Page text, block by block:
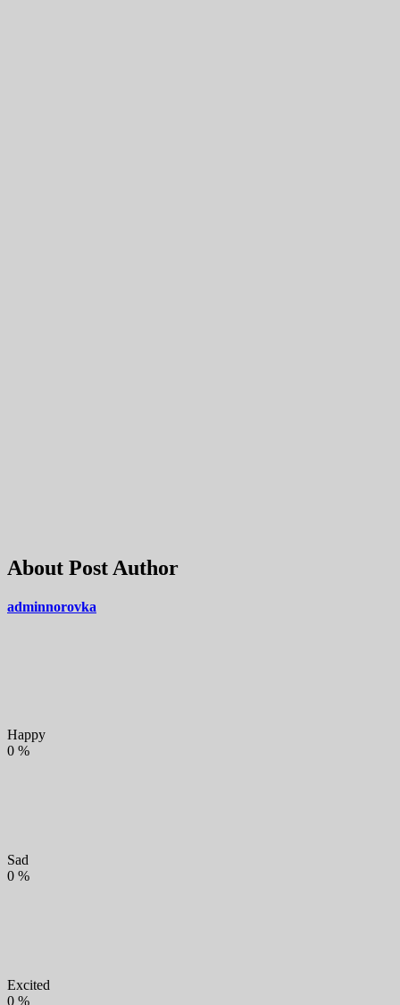
About Post Author
adminnorovka
Happy
0 %
Sad
0 %
Excited
0 %